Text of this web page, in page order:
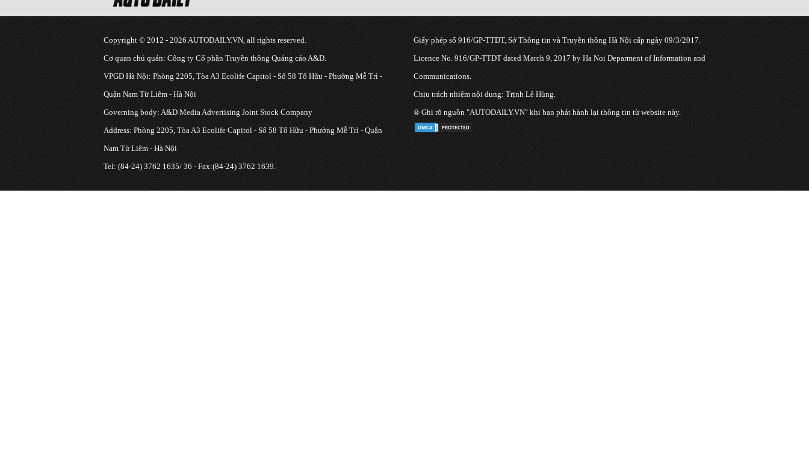
Copyright © 2012 - 2026 AUTODAILY.VN, all rights reserved.
Cơ quan chủ quản: Công ty Cổ phần Truyền thông Quảng cáo A&D.
VPGD Hà Nội: Phòng 2205, Tòa A3 Ecolife Capitol - Số 58 Tố Hữu - Phường Mễ Trì -
Quận Nam Từ Liêm - Hà Nội
Governing body: A&D Media Advertising Joint Stock Company
Address: Phòng 2205, Tòa A3 Ecolife Capitol - Số 58 Tố Hữu - Phường Mễ Trì - Quận
Nam Từ Liêm - Hà Nội
Tel: (84-24) 3762 1635/ 36 - Fax:(84-24) 3762 1639.
Giấy phép số 916/GP-TTĐT, Sở Thông tin và Truyền thông Hà Nội cấp ngày 09/3/2017.
Licence No. 916/GP-TTĐT dated March 9, 2017 by Ha Noi Deparment of Information and
Communications.
Chịu trách nhiệm nội dung: Trịnh Lê Hùng.
® Ghi rõ nguồn "AUTODAILY.VN" khi bạn phát hành lại thông tin từ website này.